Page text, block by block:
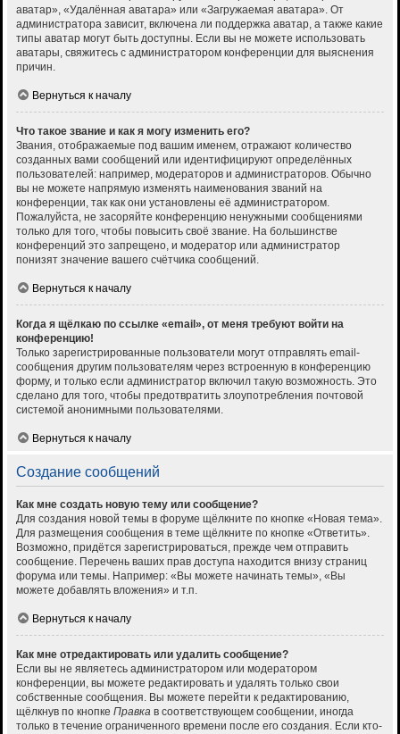
аватар», «Удалённая аватара» или «Загружаемая аватара». От
администратора зависит, включена ли поддержка аватар, а также какие
типы аватар могут быть доступны. Если вы не можете использовать
аватары, свяжитесь с администратором конференции для выяснения
причин.
Вернуться к началу
Что такое звание и как я могу изменить его?
Звания, отображаемые под вашим именем, отражают количество
созданных вами сообщений или идентифицируют определённых
пользователей: например, модераторов и администраторов. Обычно
вы не можете напрямую изменять наименования званий на
конференции, так как они установлены её администратором.
Пожалуйста, не засоряйте конференцию ненужными сообщениями
только для того, чтобы повысить своё звание. На большинстве
конференций это запрещено, и модератор или администратор
понизят значение вашего счётчика сообщений.
Вернуться к началу
Когда я щёлкаю по ссылке «email», от меня требуют войти на
конференцию!
Только зарегистрированные пользователи могут отправлять email-
сообщения другим пользователям через встроенную в конференцию
форму, и только если администратор включил такую возможность. Это
сделано для того, чтобы предотвратить злоупотребления почтовой
системой анонимными пользователями.
Вернуться к началу
Создание сообщений
Как мне создать новую тему или сообщение?
Для создания новой темы в форуме щёлкните по кнопке «Новая тема».
Для размещения сообщения в теме щёлкните по кнопке «Ответить».
Возможно, придётся зарегистрироваться, прежде чем отправить
сообщение. Перечень ваших прав доступа находится внизу страниц
форума или темы. Например: «Вы можете начинать темы», «Вы
можете добавлять вложения» и т.п.
Вернуться к началу
Как мне отредактировать или удалить сообщение?
Если вы не являетесь администратором или модератором
конференции, вы можете редактировать и удалять только свои
собственные сообщения. Вы можете перейти к редактированию,
щёлкнув по кнопке Правка в соответствующем сообщении, иногда
только в течение ограниченного времени после его создания. Если кто-